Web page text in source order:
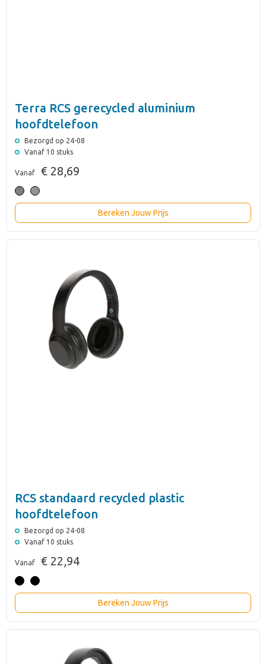
Terra RCS gerecycled aluminium
hoofdtelefoon
Bezorgd op 24-08
Vanaf 10 stuks
Vanaf € 28,69
Bereken Jouw Prijs
RCS standaard recycled plastic
hoofdtelefoon
Bezorgd op 24-08
Vanaf 10 stuks
Vanaf € 22,94
Bereken Jouw Prijs